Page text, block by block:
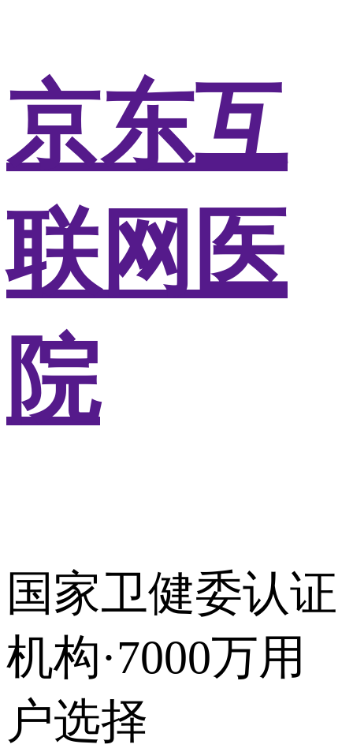
京东互
联网医
院
国家卫健委认证
机构·7000万用
户选择